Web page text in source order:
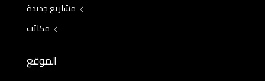
مشاريع جديدة
مكاتب
الموقع